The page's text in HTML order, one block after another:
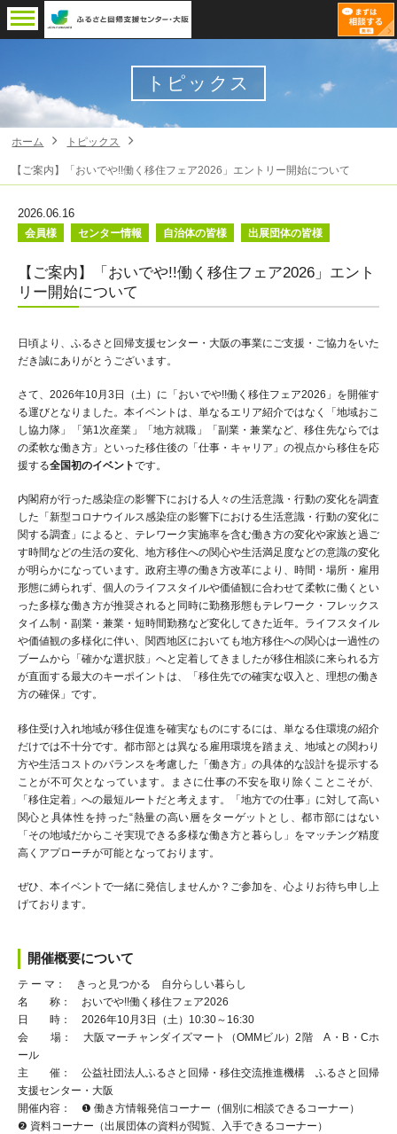
トピックス
ホーム トピックス
【ご案内】「おいでや!!働く移住フェア2026」エントリー開始について
2026.06.16
会員様 センター情報 自治体の皆様 出展団体の皆様
【ご案内】「おいでや!!働く移住フェア2026」エント
リー開始について
日頃より、ふるさと回帰支援センター・大阪の事業にご支援・ご協力をいた
だき誠にありがとうございます。
さて、2026年10月3日（土）に「おいでや!!働く移住フェア2026」を開催す
る運びとなりました。本イベントは、単なるエリア紹介ではなく「地域おこ
し協力隊」「第1次産業」「地方就職」「副業・兼業など、移住先ならでは
の柔軟な働き方」といった移住後の「仕事・キャリア」の視点から移住を応
援する全国初のイベントです。
内閣府が行った感染症の影響下における人々の生活意識・行動の変化を調査
した「新型コロナウイルス感染症の影響下における生活意識・行動の変化に
関する調査」によると、テレワーク実施率を含む働き方の変化や家族と過ご
す時間などの生活の変化、地方移住への関心や生活満足度などの意識の変化
が明らかになっています。政府主導の働き方改革により、時間・場所・雇用
形態に縛られず、個人のライフスタイルや価値観に合わせて柔軟に働くとい
った多様な働き方が推奨されると同時に勤務形態もテレワーク・フレックス
タイム制・副業・兼業・短時間勤務など変化してきた近年。ライフスタイル
や価値観の多様化に伴い、関西地区においても地方移住への関心は一過性の
ブームから「確かな選択肢」へと定着してきましたが移住相談に来られる方
が直面する最大のキーポイントは、「移住先での確実な収入と、理想の働き
方の確保」です。
移住受け入れ地域が移住促進を確実なものにするには、単なる住環境の紹介
だけでは不十分です。都市部とは異なる雇用環境を踏まえ、地域との関わり
方や生活コストのバランスを考慮した「働き方」の具体的な設計を提示する
ことが不可欠となっています。まさに仕事の不安を取り除くことこそが、
「移住定着」への最短ルートだと考えます。「地方での仕事」に対して高い
関心と具体性を持った“熱量の高い層をターゲットとし、都市部にはない
「その地域だからこそ実現できる多様な働き方と暮らし」をマッチング精度
高くアプローチが可能となっております。
ぜひ、本イベントで一緒に発信しませんか？ご参加を、心よりお待ち申し上
げております。
開催概要について
テ ー マ： きっと見つかる 自分らしい暮らし
名 称： おいでや!!働く移住フェア2026
日 時： 2026年10月3日（土）10:30～16:30
会 場： 大阪マーチャンダイズマート（OMMビル）2階 A・B・Cホ
ール
主 催： 公益社団法人ふるさと回帰・移住交流推進機構 ふるさと回帰
支援センター・大阪
開催内容： ❶ 働き方情報発信コーナー（個別に相談できるコーナー）
❷ 資料コーナー（出展団体の資料が閲覧、入手できるコーナー）